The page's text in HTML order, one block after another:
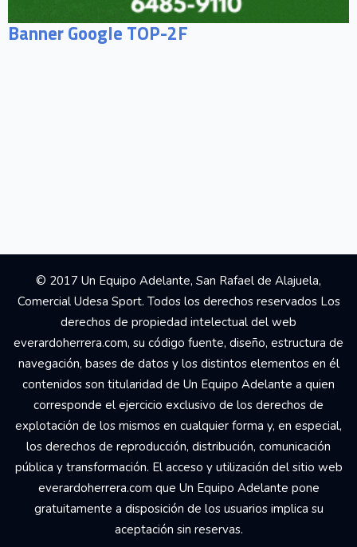
Banner Google TOP-2F
© 2017 Un Equipo Adelante, San Rafael de Alajuela,
Comercial Udesa Sport. Todos los derechos reservados Los
derechos de propiedad intelectual del web
everardoherrera.com, su código fuente, diseño, estructura de
navegación, bases de datos y los distintos elementos en él
contenidos son titularidad de Un Equipo Adelante a quien
corresponde el ejercicio exclusivo de los derechos de
explotación de los mismos en cualquier forma y, en especial,
los derechos de reproducción, distribución, comunicación
pública y transformación. El acceso y utilización del sitio web
everardoherrera.com que Un Equipo Adelante pone
gratuitamente a disposición de los usuarios implica su
aceptación sin reservas.